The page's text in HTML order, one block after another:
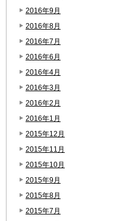
2016年9月
2016年8月
2016年7月
2016年6月
2016年4月
2016年3月
2016年2月
2016年1月
2015年12月
2015年11月
2015年10月
2015年9月
2015年8月
2015年7月